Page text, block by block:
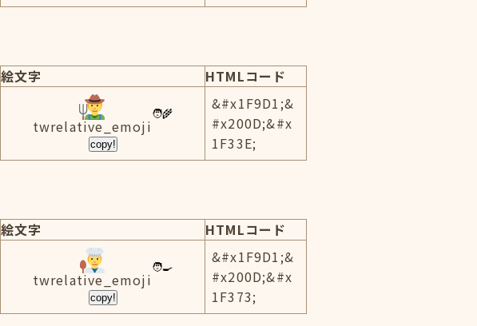
絵文字
HTMLコード
twrelative_emoji
copy!
&#x1F9D1;&
#x200D;&#x
1F33E;
絵文字
HTMLコード
twrelative_emoji
copy!
&#x1F9D1;&
#x200D;&#x
1F373;